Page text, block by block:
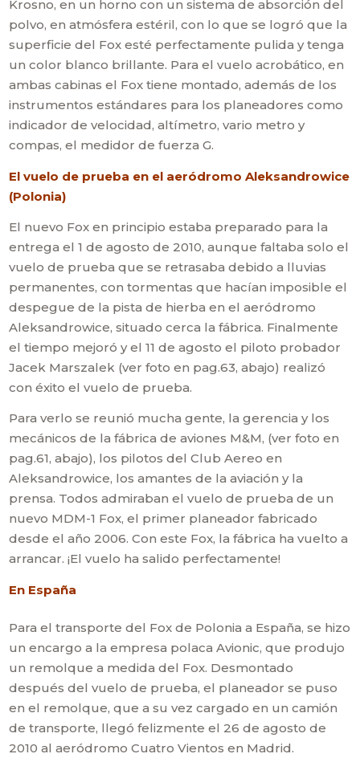
Krosno, en un horno con un sistema de absorción del
polvo, en atmósfera estéril, con lo que se logró que la
superficie del Fox esté perfectamente pulida y tenga
un color blanco brillante. Para el vuelo acrobático, en
ambas cabinas el Fox tiene montado, además de los
instrumentos estándares para los planeadores como
indicador de velocidad, altímetro, vario metro y
compas, el medidor de fuerza G.
El vuelo de prueba en el aeródromo Aleksandrowice
(Polonia)
El nuevo Fox en principio estaba preparado para la
entrega el 1 de agosto de 2010, aunque faltaba solo el
vuelo de prueba que se retrasaba debido a lluvias
permanentes, con tormentas que hacían imposible el
despegue de la pista de hierba en el aeródromo
Aleksandrowice, situado cerca la fábrica. Finalmente
el tiempo mejoró y el 11 de agosto el piloto probador
Jacek Marszalek (ver foto en pag.63, abajo) realizó
con éxito el vuelo de prueba.
Para verlo se reunió mucha gente, la gerencia y los
mecánicos de la fábrica de aviones M&M, (ver foto en
pag.61, abajo), los pilotos del Club Aereo en
Aleksandrowice, los amantes de la aviación y la
prensa. Todos admiraban el vuelo de prueba de un
nuevo MDM-1 Fox, el primer planeador fabricado
desde el año 2006. Con este Fox, la fábrica ha vuelto a
arrancar. ¡El vuelo ha salido perfectamente!
En España
Para el transporte del Fox de Polonia a España, se hizo
un encargo a la empresa polaca Avionic, que produjo
un remolque a medida del Fox. Desmontado
después del vuelo de prueba, el planeador se puso
en el remolque, que a su vez cargado en un camión
de transporte, llegó felizmente el 26 de agosto de
2010 al aeródromo Cuatro Vientos en Madrid.